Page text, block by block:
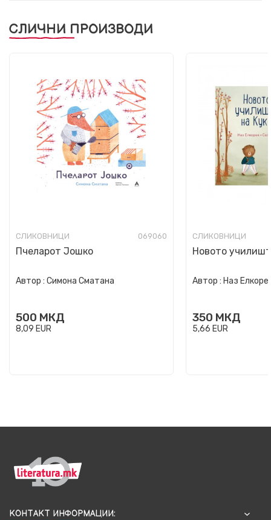
СЛИЧНИ ПРОИЗВОДИ
СЛИКОВНИЦИ 069060
Пчеларот Јошко
Автор : Симона Сматана
500 МКД
8,09 EUR
СЛИКОВНИЦИ
Новото
Автор : Наз
350 МКД
5,66 EUR
КОНТАКТ ИНФОРМАЦИИ: